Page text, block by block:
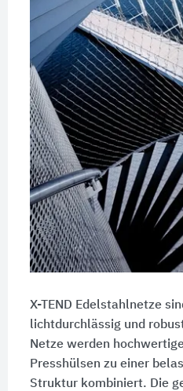
X-TEND Edelstahlnetze
lichtdurchlässig und
Netze werden
Presshülsen zu einer
Struktur kombiniert. Die